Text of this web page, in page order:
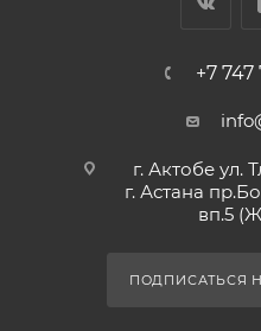
+7
г. Актобе ул.
г. Астана
вп.5
ПОДПИСАТЬСЯ